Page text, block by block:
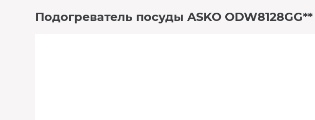
Подогреватель посуды ASKO ODW8128GG**